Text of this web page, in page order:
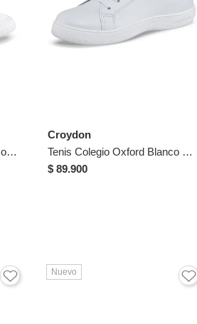
Botines Charming Alto Blanco Croydon Para Niña
Croydon
Tenis Colegio Oxford Blanco Para Niño Y Niña Croydon
$ 89.900
Nuevo